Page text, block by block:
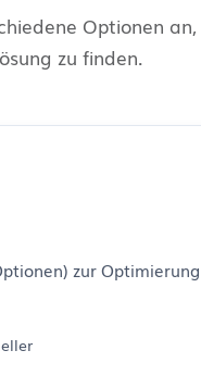
Optionen
zu finden.
zur